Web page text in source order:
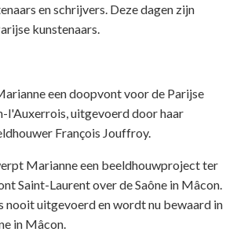
en schrijvers. Deze dagen zijn
kunstenaars.
een doopvont voor de Parijse
l'Auxerrois, uitgevoerd door haar
François Jouffroy.
Marianne een beeldhouwproject ter
Saint-Laurent over de Saône in Mâcon.
nooit uitgevoerd en wordt nu bewaard in
in Mâcon.